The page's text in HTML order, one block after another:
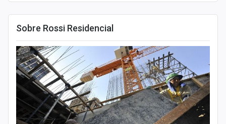
Sobre Rossi Residencial